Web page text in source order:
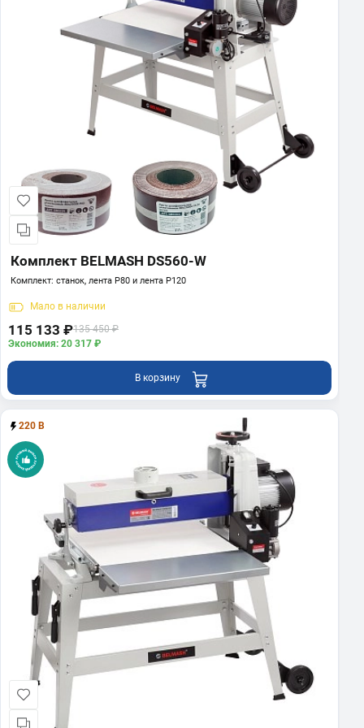
Комплект BELMASH DS560-W
Комплект: станок, лента P80 и лента P120
Мало в наличии
115 133 ₽135 450 ₽
Экономия: 20 317 ₽
В корзину
220 В